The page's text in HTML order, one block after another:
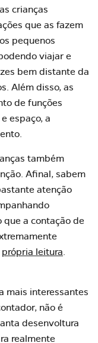
crianças
que as fazem
pequenos
viajar e
bem distante da
Além disso, as
de funções
espaço, a
também
Afinal, sabem
atenção
que a contação de
própria leitura.
mais interessantes
não é
desenvoltura
realmente